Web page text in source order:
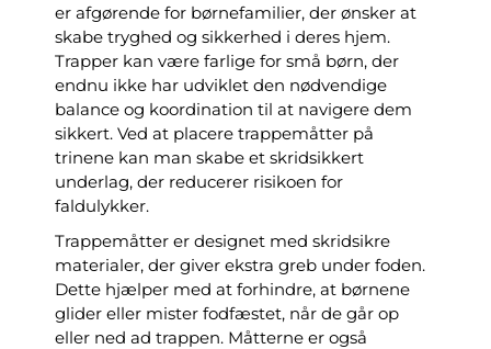
er afgørende for børnefamilier, der ønsker at
skabe tryghed og sikkerhed i deres hjem.
Trapper kan være farlige for små børn, der
endnu ikke har udviklet den nødvendige
balance og koordination til at navigere dem
sikkert. Ved at placere trappemåtter på
trinene kan man skabe et skridsikkert
underlag, der reducerer risikoen for
faldulykker.
Trappemåtter er designet med skridsikre
materialer, der giver ekstra greb under foden.
Dette hjælper med at forhindre, at børnene
glider eller mister fodfæstet, når de går op
eller ned ad trappen. Måtterne er også